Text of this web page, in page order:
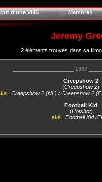
d'une VHS Membres
Jeremy
2éléments trouvés dans sa
1987
Creepshow 2
(Creepshow 2)
: Creepshow 2 (NL) / Creepshow 2
Football Kid
(Hotshot)
aka : Football Kid